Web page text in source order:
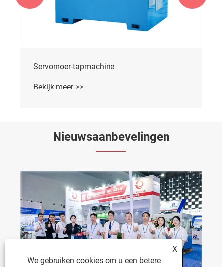
Servomoer-tapmachine
Bekijk meer >>
Nieuwsaanbevelingen
X
We gebruiken cookies om u een betere